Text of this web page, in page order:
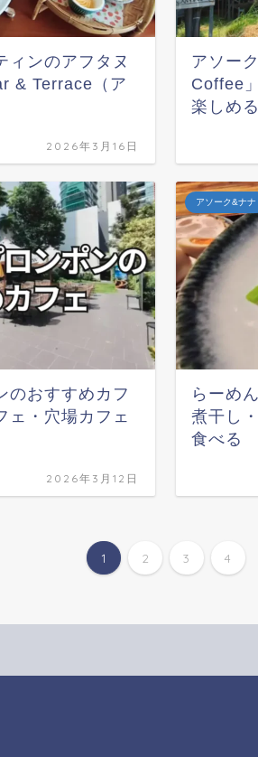
ィンのアフタヌ
& Terrace（ア
2026年3月16日
アソー
Coffee
楽しめ
のおすすめカフ
ェ・穴場カフェ
2026年3月12日
アソーク&ナナ
らーめ
煮干し
食べる
1 2 3 4